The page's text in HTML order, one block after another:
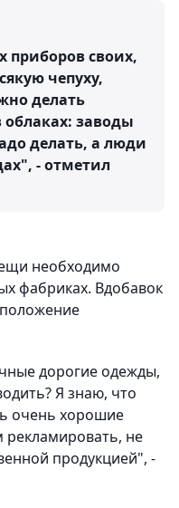
приборов своих,
чепуху,
делать
облаках: заводы
делать, а люди
- отметил
необходимо
фабриках. Вдобавок
дорогие одежды,
Я знаю, что
очень хорошие
не
продукцией", -